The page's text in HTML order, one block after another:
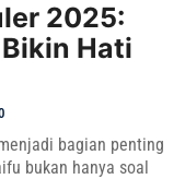
2025:
Hati
bagian penting
bukan hanya soal